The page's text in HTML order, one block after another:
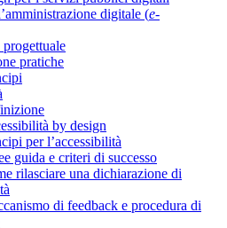
digitale (e-
pratiche
by design
per l’accessibilità
guida e criteri di successo
rilasciare una dichiarazione di
di feedback e procedura di